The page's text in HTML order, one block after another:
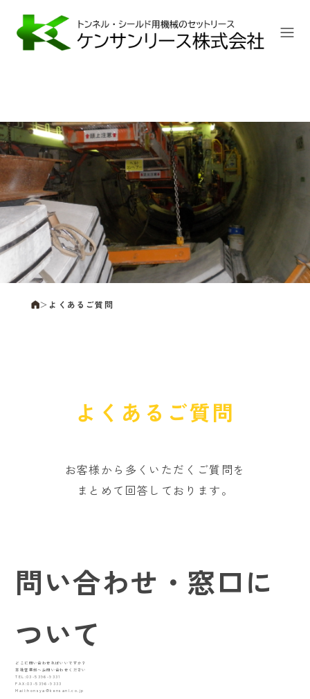
＞ よくあるご質問
よくあるご質問
お客様から多くいただくご質問を
まとめて回答しております。
問い合わせ・窓口に
ついて
どこに問い合わせればいいですか？
本社営業部へお問い合わせください
TEL:03-5396-9331
FAX:03-5396-9333
Mail:honsya@kensanl.co.jp